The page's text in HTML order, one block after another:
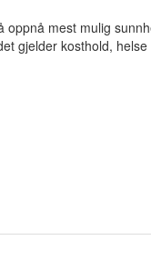
oppnå mest mulig
gjelder kosthold, helse